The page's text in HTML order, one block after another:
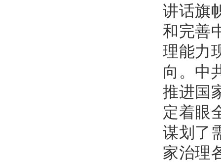
讲话旗
和完善
理能力
向。中
推进国
定着眼
谋划了
家治理